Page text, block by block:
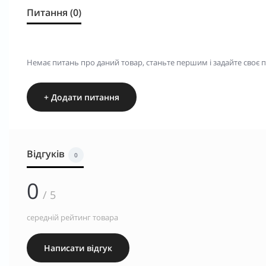
Питання (0)
Немає питань про даний товар, станьте першим і задайте своє
+ Додати питання
Відгуків 0
0 / 5
середній рейтинг товара
Написати відгук